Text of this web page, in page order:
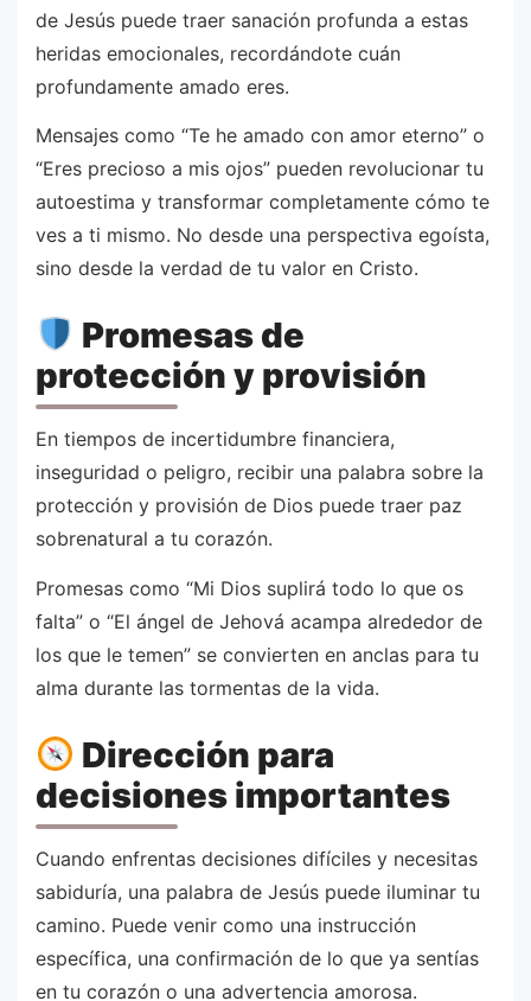
de Jesús puede traer sanación profunda a estas
heridas emocionales, recordándote cuán
profundamente amado eres.
Mensajes como “Te he amado con amor eterno” o
“Eres precioso a mis ojos” pueden revolucionar tu
autoestima y transformar completamente cómo te
ves a ti mismo. No desde una perspectiva egoísta,
sino desde la verdad de tu valor en Cristo.
Promesas de
protección y provisión
En tiempos de incertidumbre financiera,
inseguridad o peligro, recibir una palabra sobre la
protección y provisión de Dios puede traer paz
sobrenatural a tu corazón.
Promesas como “Mi Dios suplirá todo lo que os
falta” o “El ángel de Jehová acampa alrededor de
los que le temen” se convierten en anclas para tu
alma durante las tormentas de la vida.
Dirección para
decisiones importantes
Cuando enfrentas decisiones difíciles y necesitas
sabiduría, una palabra de Jesús puede iluminar tu
camino. Puede venir como una instrucción
específica, una confirmación de lo que ya sentías
en tu corazón o una advertencia amorosa.